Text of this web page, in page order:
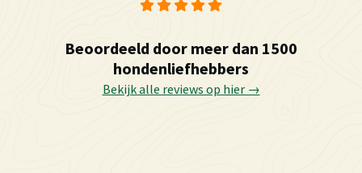
Beoordeeld door meer dan 1500
hondenliefhebbers
Bekijk alle reviews op hier →